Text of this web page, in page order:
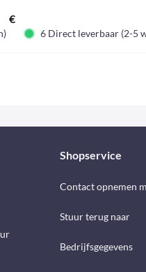
€ 1.199,00 *
6 Direct leverbaar (2-5
Shopservice
Contact opnemen
Stuur terug naar
Bedrijfsgegevens